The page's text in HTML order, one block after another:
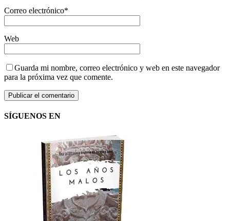
Correo electrónico*
Web
Guarda mi nombre, correo electrónico y web en este navegador
para la próxima vez que comente.
SÍGUENOS EN